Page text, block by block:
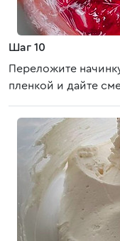
Шаг 10
Переложите
пленкой и дайте